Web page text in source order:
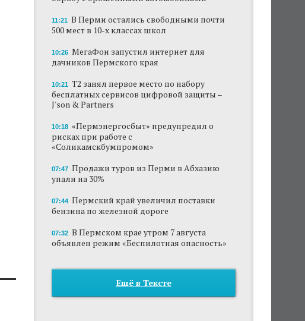
11:21 В Перми остались свободными почти
500 мест в 10-х классах школ
10:26 МегаФон запустил интернет для
дачников Пермского края
10:21 Т2 занял первое место по набору
бесплатных сервисов цифровой защиты –
J'son & Partners
10:18 «Пермэнергосбыт» предупредил о
рисках при работе с
«Соликамскбумпромом»
07:47 Продажи туров из Перми в Абхазию
упали на 30%
07:44 Пермский край увеличил поставки
бензина по железной дороге
07:32 В Пермском крае утром 7 августа
объявлен режим «Беспилотная опасность»
Ещё в Тексте